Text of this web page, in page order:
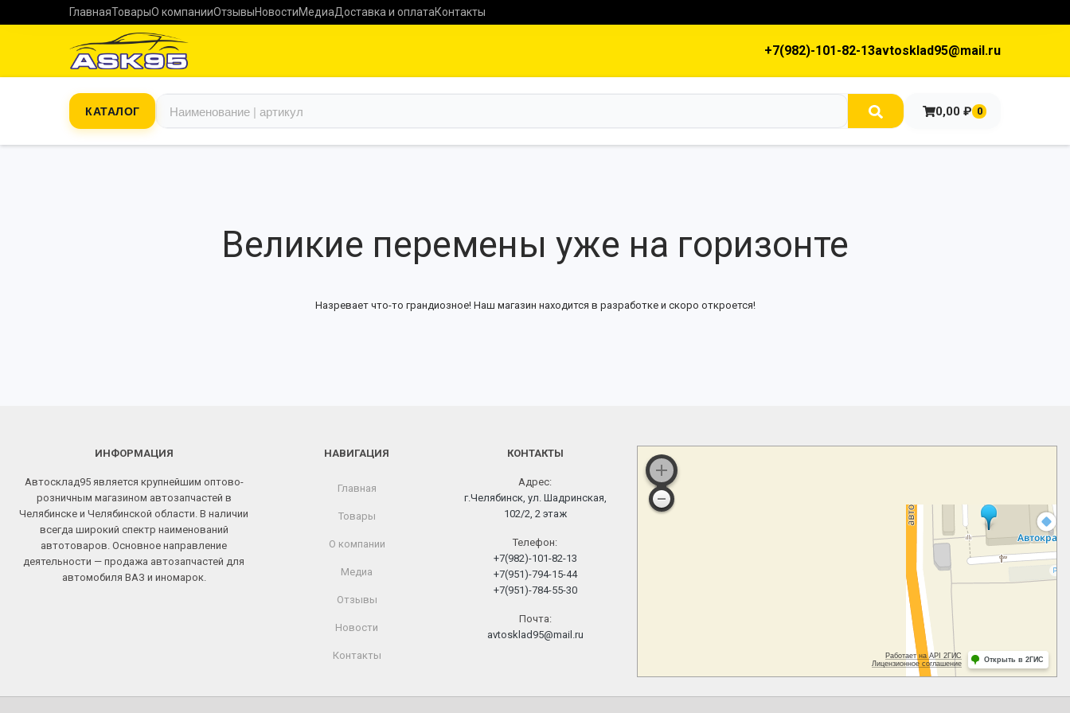
ГлавнаяТоварыО компанииОтзывыНовостиМедиаДоставка и оплатаКонтакты
+7(982)-101-82-13avtosklad95@mail.ru
КАТАЛОГ 0,00 ₽ 0
Великие перемены уже на горизонте
Назревает что-то грандиозное! Наш магазин находится в разработке и скоро откроется!
ИНФОРМАЦИЯ
Автосклад95 является крупнейшим оптово-
розничным магазином автозапчастей в
Челябинске и Челябинской области. В наличии
всегда широкий спектр наименований
автотоваров. Основное направление
деятельности — продажа автозапчастей для
автомобиля ВАЗ и иномарок.
НАВИГАЦИЯ
Главная
Товары
О компании
Медиа
Отзывы
Новости
Контакты
КОНТАКТЫ
Адрес:
г.Челябинск, ул. Шадринская,
102/2, 2 этаж
Телефон:
+7(982)-101-82-13
+7(951)-794-15-44
+7(951)-784-55-30
Почта:
avtosklad95@mail.ru